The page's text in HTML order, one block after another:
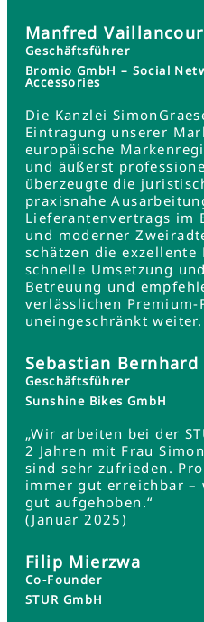
Manfred
Geschäftsführer
Bromio GmbH – Social
Accessories
Die Kanzlei
Eintragung unserer
europäische
und äußerst
überzeugte die
praxisnahe
Lieferantenvertrags im
und moderner
schätzen die exzellente
schnelle Umsetzung
Betreuung und
verlässlichen Premium-
uneingeschränkt weiter.
Sebastian Bernhard
Geschäftsführer
Sunshine Bikes GmbH
„Wir arbeiten bei der
2 Jahren mit Frau
sind sehr zufrieden.
immer gut erreichbar
gut aufgehoben.“
(Januar 2025)
Filip Mierzwa
Co-Founder
STUR GmbH